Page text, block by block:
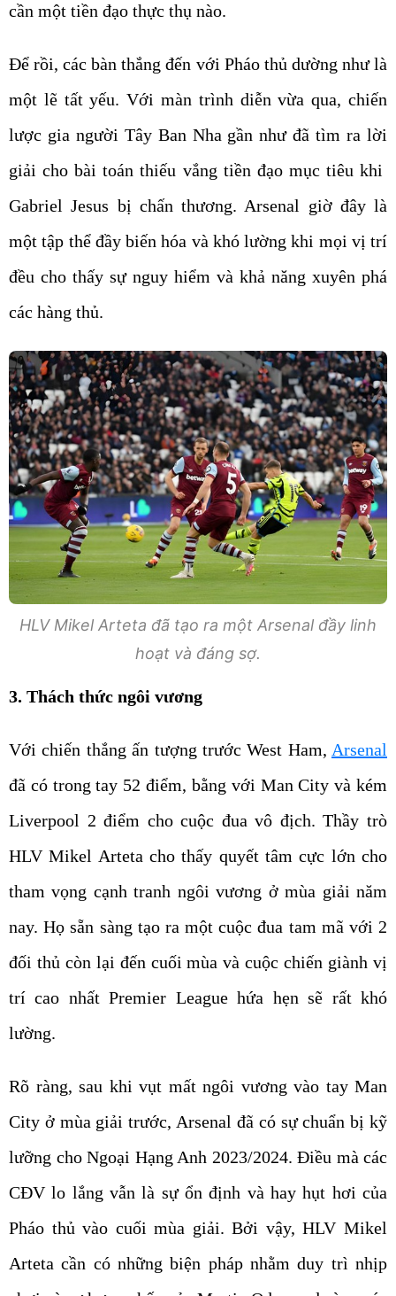
cần một tiền đạo thực thụ nào.
Để rồi, các bàn thắng đến với Pháo thủ dường như là
một lẽ tất yếu. Với màn trình diễn vừa qua, chiến
lược gia người Tây Ban Nha gần như đã tìm ra lời
giải cho bài toán thiếu vắng tiền đạo mục tiêu khi
Gabriel Jesus bị chấn thương. Arsenal giờ đây là
một tập thể đầy biến hóa và khó lường khi mọi vị trí
đều cho thấy sự nguy hiểm và khả năng xuyên phá
các hàng thủ.
HLV Mikel Arteta đã tạo ra một Arsenal đầy linh
hoạt và đáng sợ.
3. Thách thức ngôi vương
Với chiến thắng ấn tượng trước West Ham, Arsenal
đã có trong tay 52 điểm, bằng với Man City và kém
Liverpool 2 điểm cho cuộc đua vô địch. Thầy trò
HLV Mikel Arteta cho thấy quyết tâm cực lớn cho
tham vọng cạnh tranh ngôi vương ở mùa giải năm
nay. Họ sẵn sàng tạo ra một cuộc đua tam mã với 2
đối thủ còn lại đến cuối mùa và cuộc chiến giành vị
trí cao nhất Premier League hứa hẹn sẽ rất khó
lường.
Rõ ràng, sau khi vụt mất ngôi vương vào tay Man
City ở mùa giải trước, Arsenal đã có sự chuẩn bị kỹ
lưỡng cho Ngoại Hạng Anh 2023/2024. Điều mà các
CĐV lo lắng vẫn là sự ổn định và hay hụt hơi của
Pháo thủ vào cuối mùa giải. Bởi vậy, HLV Mikel
Arteta cần có những biện pháp nhằm duy trì nhịp